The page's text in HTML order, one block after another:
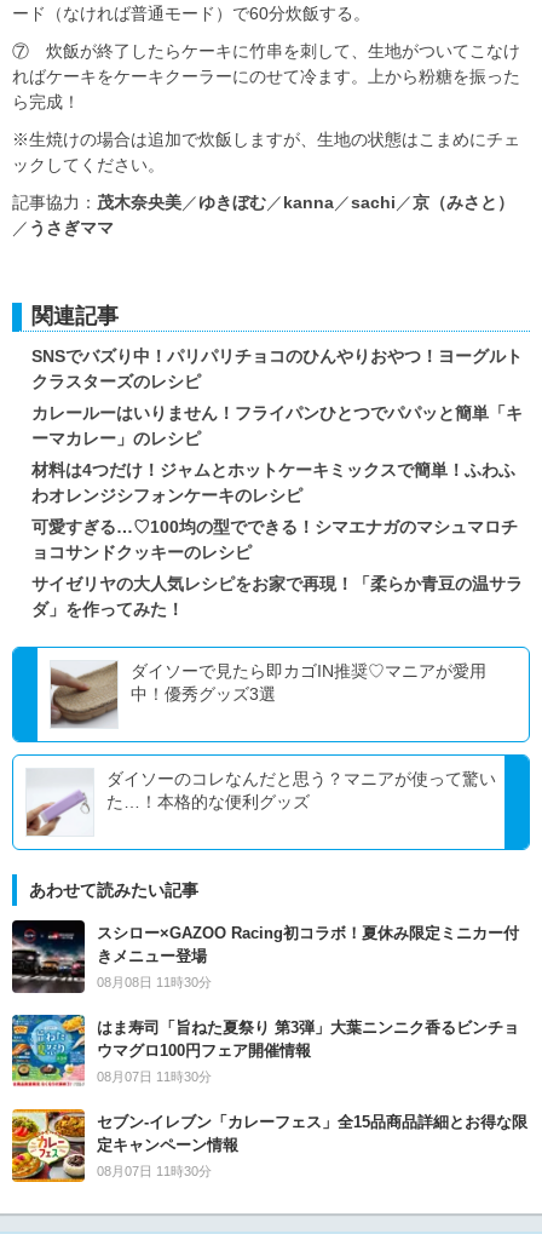
ード（なければ普通モード）で60分炊飯する。
⑦ 炊飯が終了したらケーキに竹串を刺して、生地がついてこなけ
ればケーキをケーキクーラーにのせて冷ます。上から粉糖を振った
ら完成！
※生焼けの場合は追加で炊飯しますが、生地の状態はこまめにチェ
ックしてください。
記事協力： 茂木奈央美／ゆきぼむ／kanna／sachi／京（みさと）
／ うさぎママ
関連記事
SNSでバズり中！パリパリチョコのひんやりおやつ！ヨーグルト
クラスターズのレシピ
カレールーはいりません！フライパンひとつでパパッと簡単「キ
ーマカレー」のレシピ
材料は4つだけ！ジャムとホットケーキミックスで簡単！ふわふ
わオレンジシフォンケーキのレシピ
可愛すぎる…♡100均の型でできる！シマエナガのマシュマロチ
ョコサンドクッキーのレシピ
サイゼリヤの大人気レシピをお家で再現！「柔らか青豆の温サラ
ダ」を作ってみた！
ダイソーで見たら即カゴIN推奨♡マニアが愛用
中！優秀グッズ3選
ダイソーのコレなんだと思う？マニアが使って驚い
た…！本格的な便利グッズ
あわせて読みたい記事
スシロー×GAZOO Racing初コラボ！夏休み限定ミニカー付
きメニュー登場
08月08日 11時30分
はま寿司「旨ねた夏祭り 第3弾」大葉ニンニク香るビンチョ
ウマグロ100円フェア開催情報
08月07日 11時30分
セブン‐イレブン「カレーフェス」全15品商品詳細とお得な限
定キャンペーン情報
08月07日 11時30分